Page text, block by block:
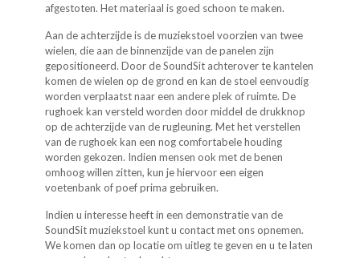
afgestoten. Het materiaal is goed schoon te maken.
Aan de achterzijde is de muziekstoel voorzien van twee
wielen, die aan de binnenzijde van de panelen zijn
gepositioneerd. Door de SoundSit achterover te kantelen
komen de wielen op de grond en kan de stoel eenvoudig
worden verplaatst naar een andere plek of ruimte. De
rughoek kan versteld worden door middel de drukknop
op de achterzijde van de rugleuning. Met het verstellen
van de rughoek kan een nog comfortabele houding
worden gekozen. Indien mensen ook met de benen
omhoog willen zitten, kun je hiervoor een eigen
voetenbank of poef prima gebruiken.
Indien u interesse heeft in een demonstratie van de
SoundSit muziekstoel kunt u contact met ons opnemen.
We komen dan op locatie om uitleg te geven en u te laten